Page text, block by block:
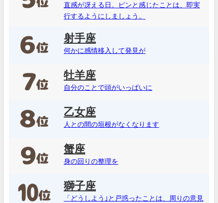
直感が冴える日。ピンと感じたことは、即実
行するようにしましょう。
射手座
何かに感情移入して発見が
牡羊座
自分のことで頭がいっぱいに
乙女座
人との間の垣根がなくなります
蟹座
身の回りの整理を
獅子座
「どうしよう｣と戸惑ったことは、周りの意見